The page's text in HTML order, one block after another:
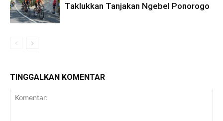
Taklukkan Tanjakan Ngebel Ponorogo
TINGGALKAN KOMENTAR